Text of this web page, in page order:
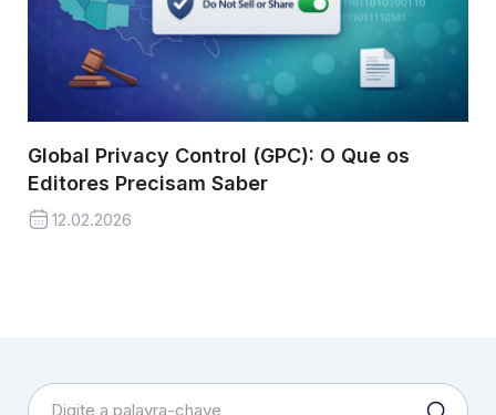
Global Privacy Control (GPC): O Que os
Editores Precisam Saber
12.02.2026